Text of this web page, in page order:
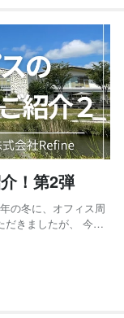
！第2弾
の冬に、オフィス周
だきましたが、 今回
抜ける...